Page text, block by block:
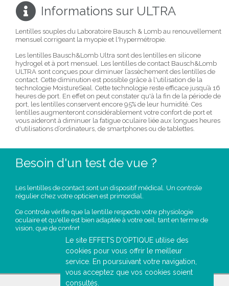
Informations sur ULTRA
Lentilles souples du Laboratoire Bausch & Lomb au renouvellement
mensuel corrigeant la myopie et l'hypermétropie.
Les lentilles Bausch&Lomb Ultra sont des lentilles en silicone
hydrogel et à port mensuel. Les lentilles de contact Bausch&Lomb
ULTRA sont conçues pour diminuer l’assèchement des lentilles de
contact. Cette diminution est possible grâce à l'utilisation de la
technologie MoistureSeal. Cette technologie reste efficace jusqu’à 16
heures de port. En effet on peut constater qu'à la fin de la période de
port, les lentilles conservent encore 95% de leur humidité. Ces
lentilles augmenteront considérablement votre confort de port et
vous aideront à diminuer la fatigue oculaire liée aux longues heures
d'utilisations d’ordinateurs, de smartphones ou de tablettes.
Besoin d'un test de vue ?
Les lentilles de contact sont un dispositif médical. Un controle
régulier chez votre opticien est primordial.
Ce controle vérifie que la lentille respecte votre physiologie
oculaire et qu'elle est bien adaptée à votre oeil, tant en terme de
vision, que de confort.
PRENDRE
RENDEZ-VOUS
Le site EFFETS D'OPTIQUE utilise des
cookies pour vous offrir le meilleur
service. En poursuivant votre navigation,
vous acceptez que vos cookies soient
consultés.